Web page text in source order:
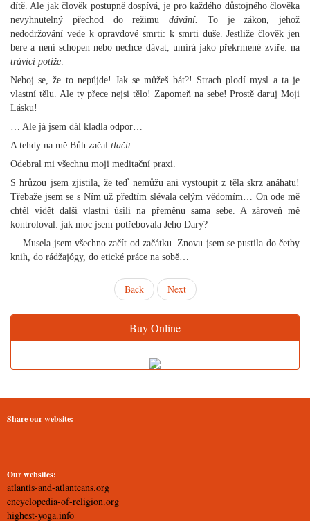
dítě. Ale jak člověk postupně dospívá, je pro každého důstojného člověka
nevyhnutelný přechod do režimu dávání.
To je zákon, jehož
nedodržování vede k opravdové smrti: k smrti duše. Jestliže člověk jen
bere a není schopen nebo nechce dávat, umírá jako překrmené zvíře: na
trávicí potíže.
Neboj se, že to nepůjde! Jak se můžeš bát?! Strach plodí mysl a ta je
vlastní tělu. Ale ty přece nejsi tělo! Zapomeň na sebe! Prostě daruj Moji
Lásku!
… Ale já jsem dál kladla odpor…
A tehdy na mě Bůh začal tlačit…
Odebral mi všechnu moji meditační praxi.
S hrůzou jsem zjistila, že teď nemůžu ani vystoupit z těla skrz anáhatu!
Třebaže jsem se s Ním už předtím slévala celým vědomím… On ode mě
chtěl vidět další vlastní úsilí na přeměnu sama sebe. A zároveň mě
kontroloval: jak moc jsem potřebovala Jeho Dary?
… Musela jsem všechno začít od začátku. Znovu jsem se pustila do četby
knih, do rádžajógy, do etické práce na sobě…
Back Next
Buy Online
Share our website:
Our websites:
atlantis-and-atlanteans.org
encyclopedia-of-religion.org
highest-yoga.info